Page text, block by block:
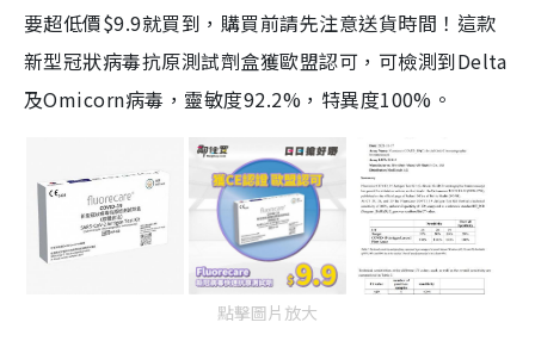
要超低價$9.9就買到，購買前請先注意送貨時間！這款
新型冠狀病毒抗原測試劑盒獲歐盟認可，可檢測到Delta
及Omicorn病毒，靈敏度92.2%，特異度100%。
點擊圖片放大